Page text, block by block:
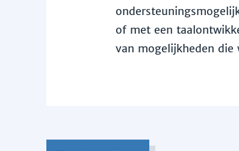
of met een
van mogelijkheden die